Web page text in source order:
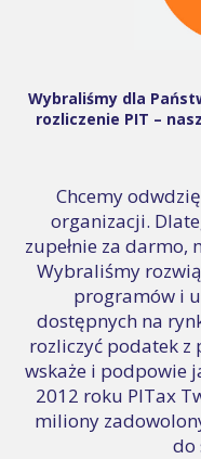
Wybraliśmy dla
rozliczenie PIT –
Chcemy
organizacji.
zupełnie za
Wybraliśmy
programów i
dostępnych na
rozliczyć podatek z
wskaże i podpowie
2012 roku PITax
miliony
do